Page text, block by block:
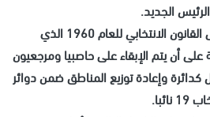
ونص الاتفاق على العودة إلى القانون الانتخابي للعام 1960 الذي
أن يتم الإبقاء على حاصبيا ومرجعيون
وإعادة توزيع المناطق ضمن دوائر